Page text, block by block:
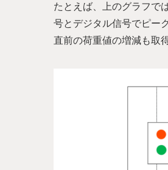
たとえば、上のグラフで
号とデジタル信号でピー
直前の荷重値の増減も取